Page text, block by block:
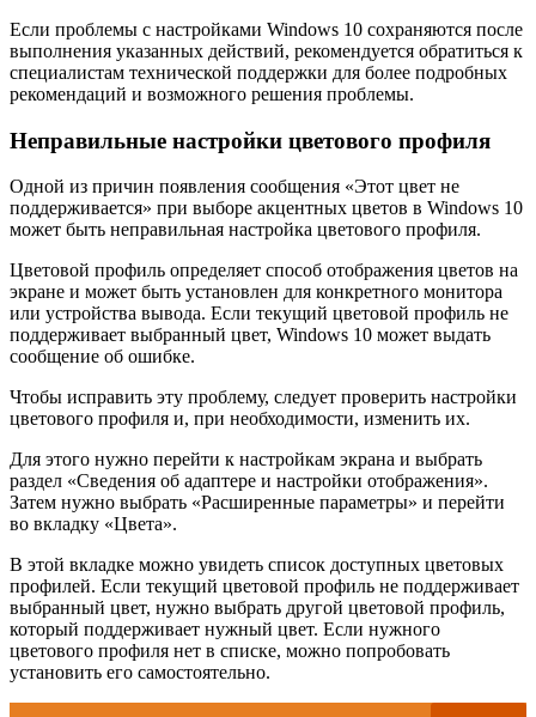
Если проблемы с настройками Windows 10 сохраняются после
выполнения указанных действий, рекомендуется обратиться к
специалистам технической поддержки для более подробных
рекомендаций и возможного решения проблемы.
Неправильные настройки цветового профиля
Одной из причин появления сообщения «Этот цвет не
поддерживается» при выборе акцентных цветов в Windows 10
может быть неправильная настройка цветового профиля.
Цветовой профиль определяет способ отображения цветов на
экране и может быть установлен для конкретного монитора
или устройства вывода. Если текущий цветовой профиль не
поддерживает выбранный цвет, Windows 10 может выдать
сообщение об ошибке.
Чтобы исправить эту проблему, следует проверить настройки
цветового профиля и, при необходимости, изменить их.
Для этого нужно перейти к настройкам экрана и выбрать
раздел «Сведения об адаптере и настройки отображения».
Затем нужно выбрать «Расширенные параметры» и перейти
во вкладку «Цвета».
В этой вкладке можно увидеть список доступных цветовых
профилей. Если текущий цветовой профиль не поддерживает
выбранный цвет, нужно выбрать другой цветовой профиль,
который поддерживает нужный цвет. Если нужного
цветового профиля нет в списке, можно попробовать
установить его самостоятельно.